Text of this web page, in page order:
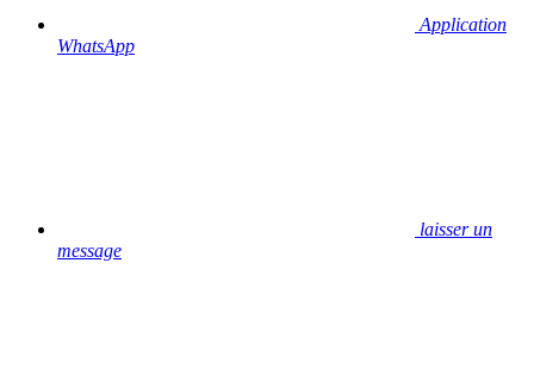
Application
WhatsApp
laisser un
message